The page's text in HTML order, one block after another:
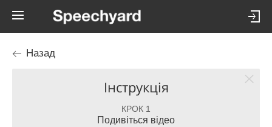
Назад
Інструкція
КРОК 1
Подивіться відео